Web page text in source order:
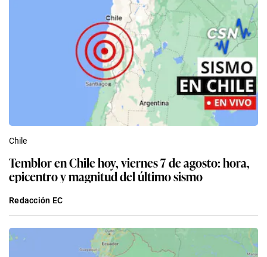
Chile
Temblor en Chile hoy, viernes 7 de agosto: hora,
epicentro y magnitud del último sismo
Redacción EC